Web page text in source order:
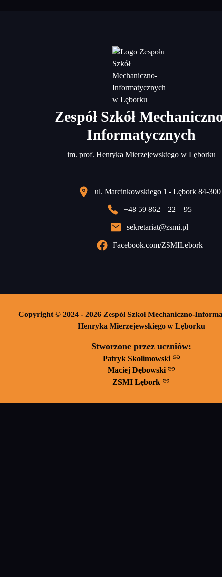
Zespół Szkół
Informatycznych
im. prof. Henryka Mierzejewskiego w Lęborku
ul. Marcinkowskiego 1 - Lębork 84-300
+48 59 862 – 22 – 95
sekretariat@zsmi.pl
Facebook.com/ZSMILebork
Copyright © 2024 - 2026 Zespół Szkoł Mechaniczno-
Henryka Mierzejewskiego w Lęborku
Stworzone przez uczniów:
Patryk Skolimowski
Maciej Dębowski
ZSMI Lębork